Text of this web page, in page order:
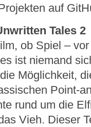
auf
Tales 2
ob Spiel –
ist niemand
Möglichkeit,
Point-
rund um die
Vieh. Dieser